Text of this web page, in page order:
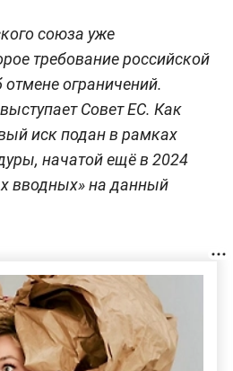
союза уже
требование российской
ограничений.
Совет ЕС. Как
иск подан в рамках
начатой ещё в 2024
вводных» на данный